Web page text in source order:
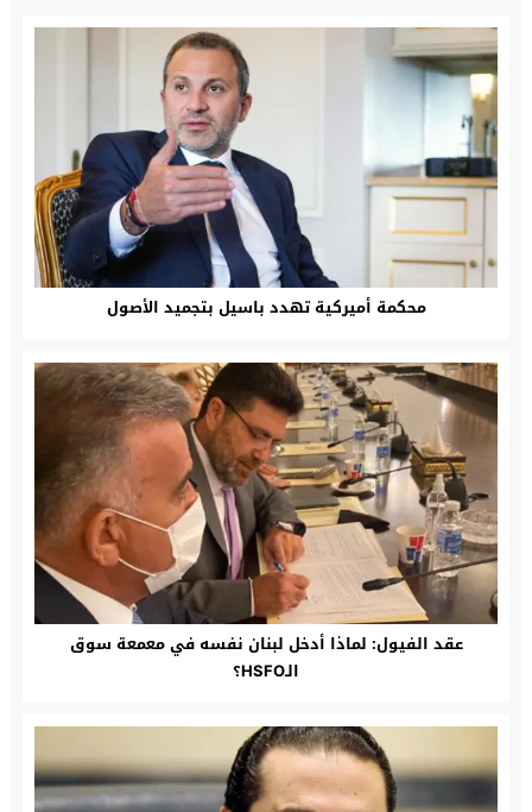
محكمة أميركية تهدد باسيل بتجميد الأصول
عقد الفيول: لماذا أدخل لبنان نفسه في معمعة سوق
الـHSFO؟